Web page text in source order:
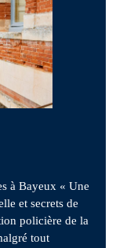
à Bayeux « Une
et secrets de
policière de la
tout